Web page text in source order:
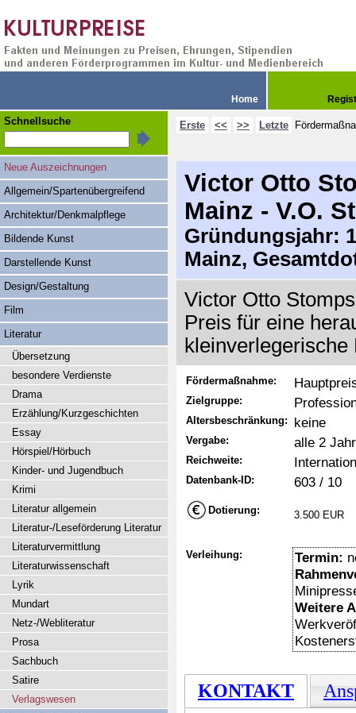
Home
Erste << >> Letzte
Victor Otto
Mainz - V.O.
Gründungsjahr:
Mainz,
Victor Otto
Preis für eine
kleinverlegerische
Fördermaßnahme:
Zielgruppe:
Altersbeschränkung: keine
Vergabe: alle 2
Reichweite:
Datenbank-ID: 603 / 10
Dotierung: 3.500 EUR
Verleihung: Termin:
Weitere
KONTAKT
Schnellsuche
Neue Auszeichnungen
Allgemein/Spartenübergreifend
Architektur/Denkmalpflege
Bildende Kunst
Darstellende Kunst
Design/Gestaltung
Film
Literatur
Übersetzung
besondere Verdienste
Drama
Erzählung/Kurzgeschichten
Essay
Hörspiel/Hörbuch
Kinder- und Jugendbuch
Krimi
Literatur allgemein
Literatur-/Leseförderung Literatur
Literaturvermittlung
Literaturwissenschaft
Lyrik
Mundart
Netz-/Webliteratur
Prosa
Sachbuch
Satire
Verlagswesen